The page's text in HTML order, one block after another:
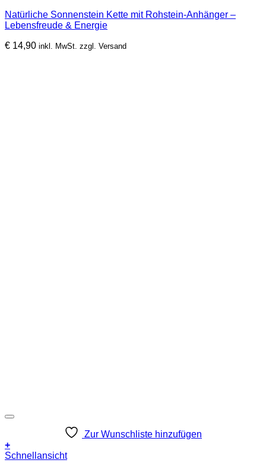
Natürliche Sonnenstein Kette mit Rohstein-Anhänger –
Lebensfreude & Energie
€ 14,90 inkl. MwSt. zzgl. Versand
Zur Wunschliste hinzufügen
+
Schnellansicht